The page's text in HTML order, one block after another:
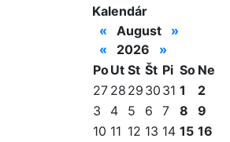
Kalendár
«
August
»
«
2026
»
PoUt St Št Pi So Ne
27 28 29 30 31 1
2
3
4 5 6 7 8
9
10 11 12 13 14 15 16